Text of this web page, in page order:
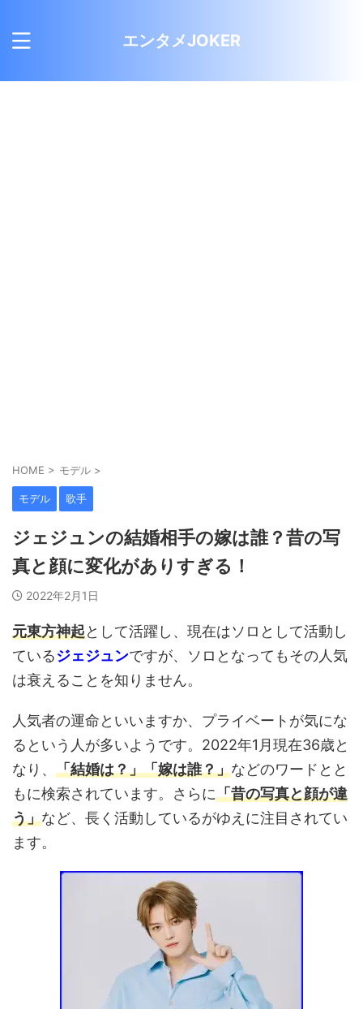
エンタメJOKER
HOME > モデル >
モデル 歌手
ジェジュンの結婚相手の嫁は誰？昔の写
真と顔に変化がありすぎる！
2022年2月1日
元東方神起として活躍し、現在はソロとして活動し
ているジェジュンですが、ソロとなってもその人気
は衰えることを知りません。
人気者の運命といいますか、プライベートが気にな
るという人が多いようです。2022年1月現在36歳と
なり、 「結婚は？」「嫁は誰？」などのワードとと
もに検索されています。さらに「昔の写真と顔が違
う」など、長く活動しているがゆえに注目されてい
ます。